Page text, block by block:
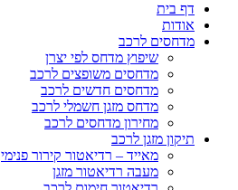
דף בית
אודות
מדחסים לרכב
שיפוץ מדחס לפי יצרן
מדחסים משופצים לרכב
מדחסים חדשים לרכב
מדחס מזגן חשמלי לרכב
מחירון מדחסים לרכב
תיקון מזגן לרכב
מאייד – רדיאטור קירור פנימי
מעבה רדיאטור מזגן